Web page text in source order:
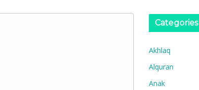
Categories
Akhlaq
Alquran
Anak